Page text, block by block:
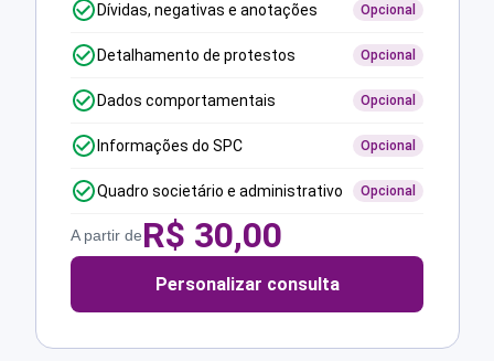
Dívidas, negativas e anotações Opcional
Detalhamento de protestos Opcional
Dados comportamentais Opcional
Informações do SPC Opcional
Quadro societário e administrativo Opcional
A partir deR$ 30,00
Personalizar consulta